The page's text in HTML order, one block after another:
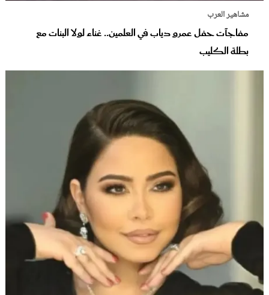
مشاهير العرب
مفاجآت حفل عمرو دياب في العلمين.. غناء لولا البنات مع
بطلة الكليب